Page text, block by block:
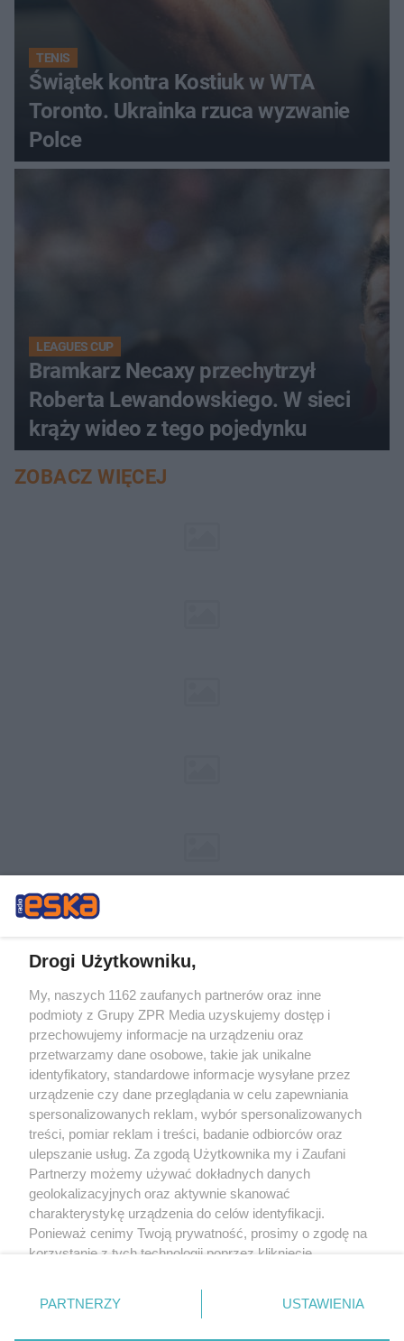
TENIS
Świątek kontra Kostiuk w WTA
Toronto. Ukrainka rzuca wyzwanie
Polce
LEAGUES CUP
Bramkarz Necaxy przechytrzył
Roberta Lewandowskiego. W sieci
krąży wideo z tego pojedynku
ZOBACZ WIĘCEJ
Żaden utwór zamieszczony w serwisie nie może być powielany i
rozpowszechniany lub dalej rozpowszechniany w jakikolwiek sposób (w
tym także elektroniczny lub mechaniczny) na jakimkolwiek polu
eksploatacji w jakiejkolwiek formie, włącznie z umieszczaniem w Internecie
bez pisemnej zgody właściciela praw. Jakiekolwiek użycie lub
wykorzystanie utworów w całości lub w części z naruszeniem prawa, tzn.
bez właściwej zgody, jest zabronione pod groźbą kary i może być ścigane
prawnie.
O nas
Drogi Użytkowniku,
My, naszych 1162 zaufanych partnerów oraz inne
podmioty z Grupy ZPR Media uzyskujemy dostęp i
przechowujemy informacje na urządzeniu oraz
przetwarzamy dane osobowe, takie jak unikalne
identyfikatory, standardowe informacje wysyłane przez
urządzenie czy dane przeglądania w celu zapewniania
spersonalizowanych reklam, wybór spersonalizowanych
treści, pomiar reklam i treści, badanie odbiorców oraz
ulepszanie usług. Za zgodą Użytkownika my i Zaufani
Partnerzy możemy używać dokładnych danych
geolokalizacyjnych oraz aktywnie skanować
charakterystykę urządzenia do celów identyfikacji.
Ponieważ cenimy Twoją prywatność, prosimy o zgodę na
korzystanie z tych technologii poprzez kliknięcie
zmienić/wycofać klikając przycisk ustawień prywatności
znajdujący się w lewym dolnym rogu strony
rodzaje przetwarzania danych nie wymagają zgody
PARTNERZY USTAWIENIA